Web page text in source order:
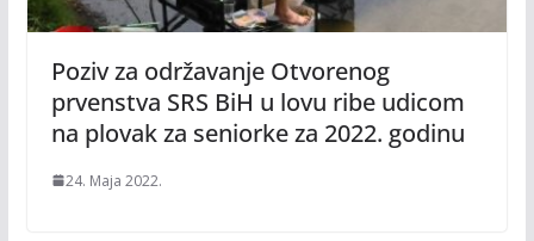
Poziv za održavanje Otvorenog
prvenstva SRS BiH u lovu ribe udicom
na plovak za seniorke za 2022. godinu
24. Maja 2022.